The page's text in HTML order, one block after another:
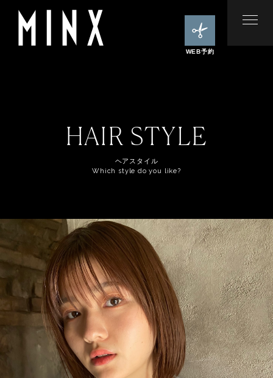
WEB予約
HAIR STYLE
ヘアスタイル
Which style do you like?